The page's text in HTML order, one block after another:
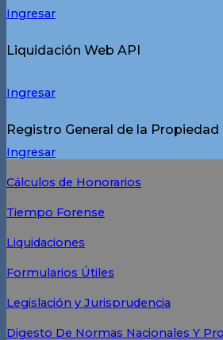
Ingresar
Liquidación Web API
Ingresar
Registro General de la Propiedad
Ingresar
Cálculos de Honorarios
Tiempo Forense
Liquidaciones
Formularios Útiles
Legislación y Jurisprudencia
Digesto De Normas Nacionales Y